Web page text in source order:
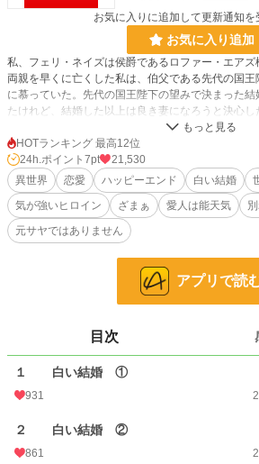
お気に入りに追加して更新通知を
お気に入り追加
私、フェリ・ネイズは侯爵であるロファー・エアズ
両親を早くに亡くした私は、伯父である先代の国
に慕っていた。先代の国王陛下の望みで決まった
たけれど、結婚した以上は良き妻になろうと決心
ファー様は言った。「君との結婚は亡き陛下の遺言
がいる。屋敷内での君は僕にとっては、その場に存
てもいないものだとして扱うから、君も同じように
そう言って彼が紹介したのはお気に入りのメイド。
えるのだという。
離婚しない理由は私にとってはふざけた理由だった
承知しました。あなたが望んでいる妻になりきって
らからの条件ものんでいただきますけどね。
38,900 位 / 228,955 件
1,572
24h.ポイント 7 pt
更新日時 2024.12.22 08:40
HOTランキング 最高12位
24h.ポイント 7pt
21,530
異世界
恋愛 ハッピーエンド 白い結婚
気が強いヒロイン
ざまぁ 愛人は能天気
元サヤではありません
アプリで読
目次
１ 白い結婚 ①
931
２ 白い結婚 ②
861